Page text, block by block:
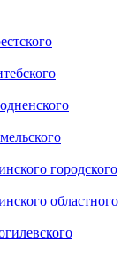
городского
областного